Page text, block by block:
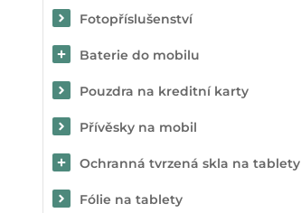
Fotopříslušenství
Baterie do mobilu
Pouzdra na kreditní karty
Přívěsky na mobil
Ochranná tvrzená skla na tablety
Fólie na tablety